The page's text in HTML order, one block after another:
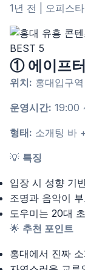
1년 전 오피스타
① 에이프
위치: 홍대입구
운영시간: 19:00
형태: 소개팅 바
💡 특징
입장 시 성향 기
조명과 음악이
도우미는 20대
🌟 추천 포인트
홍대에서 진짜